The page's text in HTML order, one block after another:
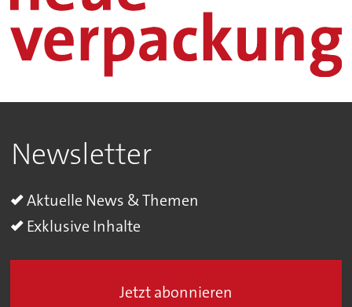
Newsletter
Aktuelle News & Themen
Exklusive Inhalte
Jetzt abonnieren